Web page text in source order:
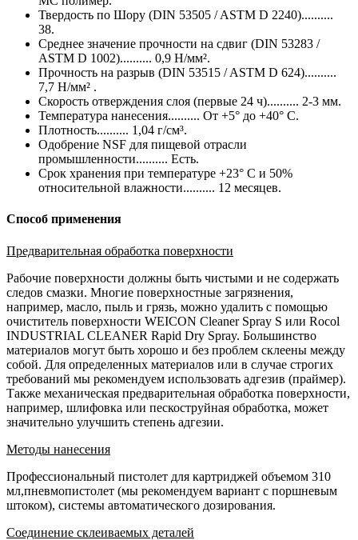
Твердость по Шору (DIN 53505 / ASTM D 2240)..........
38.
Среднее значение прочности на сдвиг (DIN 53283 /
ASTM D 1002).......... 0,9 Н/мм².
Прочность на разрыв (DIN 53515 / ASTM D 624)..........
7,7 Н/мм² .
Скорость отверждения слоя (первые 24 ч).......... 2-3 мм.
Температура нанесения.......... От +5° до +40° С.
Плотность.......... 1,04 г/см³.
Одобрение NSF для пищевой отрасли
промышленности.......... Есть.
Срок хранения при температуре +23° С и 50%
относительной влажности.......... 12 месяцев.
Способ применения
Предварительная обработка поверхности
Рабочие поверхности должны быть чистыми и не содержать
следов смазки. Многие поверхностные загрязнения,
например, масло, пыль и грязь, можно удалить с помощью
очиститель поверхности WEICON Cleaner Spray S или Rocol
INDUSTRIAL CLEANER Rapid Dry Spray. Большинство
материалов могут быть хорошо и без проблем склеены между
собой. Для определенных материалов или в случае строгих
требований мы рекомендуем использовать адгезив (праймер).
Также механическая предварительная обработка поверхности,
например, шлифовка или пескоструйная обработка, может
значительно улучшить степень адгезии.
Методы нанесения
Профессиональный пистолет для картриджей объемом 310
мл,пневмопистолет (мы рекомендуем вариант с поршневым
штоком), системы автоматического дозирования.
Соединение склеиваемых деталей